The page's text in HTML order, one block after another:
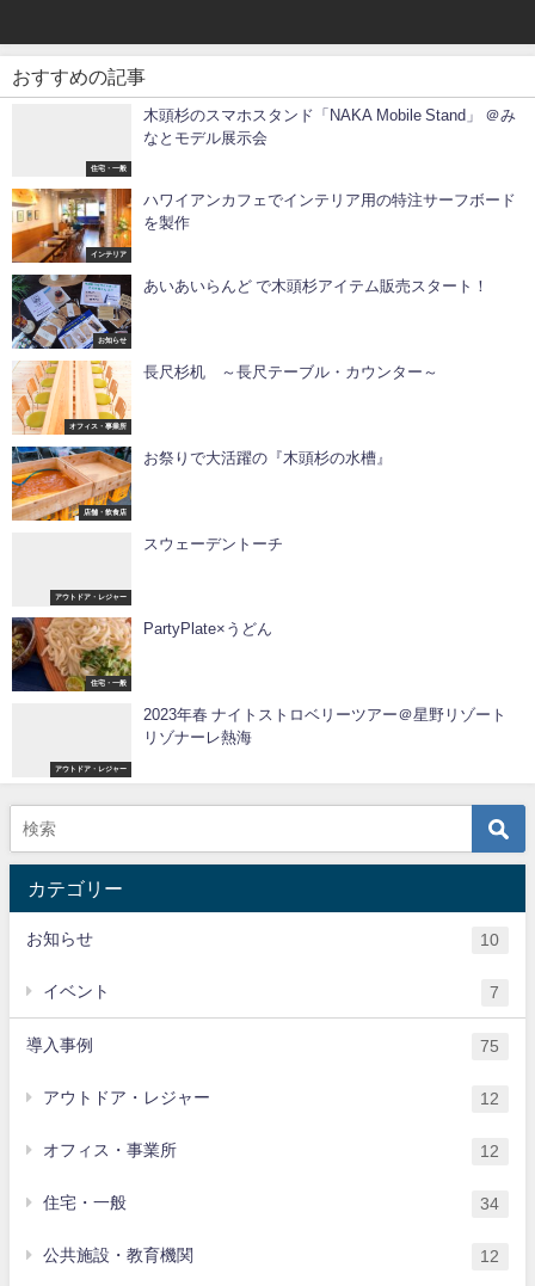
おすすめの記事
住宅・一般
木頭杉のスマホスタンド「NAKA Mobile Stand」 ＠み
なとモデル展示会
インテリア
ハワイアンカフェでインテリア用の特注サーフボード
を製作
お知らせ
あいあいらんど で木頭杉アイテム販売スタート！
オフィス・事業所
長尺杉机 ～長尺テーブル・カウンター～
店舗・飲食店
お祭りで大活躍の『木頭杉の水槽』
アウトドア・レジャー
スウェーデントーチ
住宅・一般
PartyPlate×うどん
アウトドア・レジャー
2023年春 ナイトストロベリーツアー＠星野リゾート
リゾナーレ熱海
カテゴリー
お知らせ 10
イベント 7
導入事例 75
アウトドア・レジャー 12
オフィス・事業所 12
住宅・一般 34
公共施設・教育機関 12